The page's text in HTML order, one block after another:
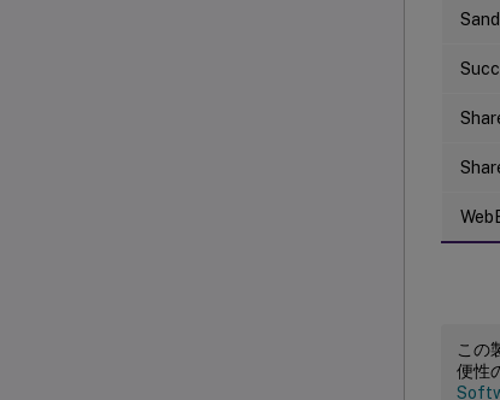
この
便性